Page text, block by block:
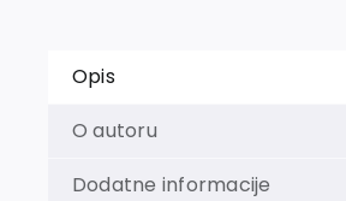
Opis
O autoru
Dodatne informacije